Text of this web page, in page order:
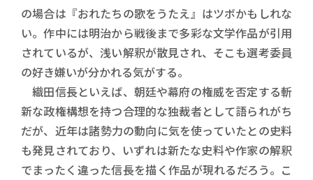
の場合は『おれたちの歌をうたえ』はツボかもしれな
い。作中には明治から戦後まで多彩な文学作品が引用
されているが、浅い解釈が散見され、そこも選考委員
の好き嫌いが分かれる気がする。
織田信長といえば、朝廷や幕府の権威を否定する斬
新な政権構想を持つ合理的な独裁者として語られがち
だが、近年は諸勢力の動向に気を使っていたとの史料
も発見されており、いずれは新たな史料や作家の解釈
でまったく違った信長を描く作品が現れるだろう。こ